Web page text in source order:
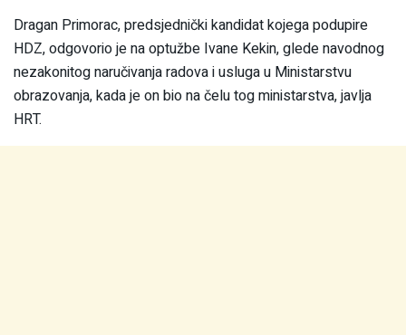
Dragan Primorac, predsjednički kandidat kojega podupire
HDZ, odgovorio je na optužbe Ivane Kekin, glede navodnog
nezakonitog naručivanja radova i usluga u Ministarstvu
obrazovanja, kada je on bio na čelu tog ministarstva, javlja
HRT.